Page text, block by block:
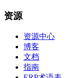
资源
资源中心
博客
文档
指南